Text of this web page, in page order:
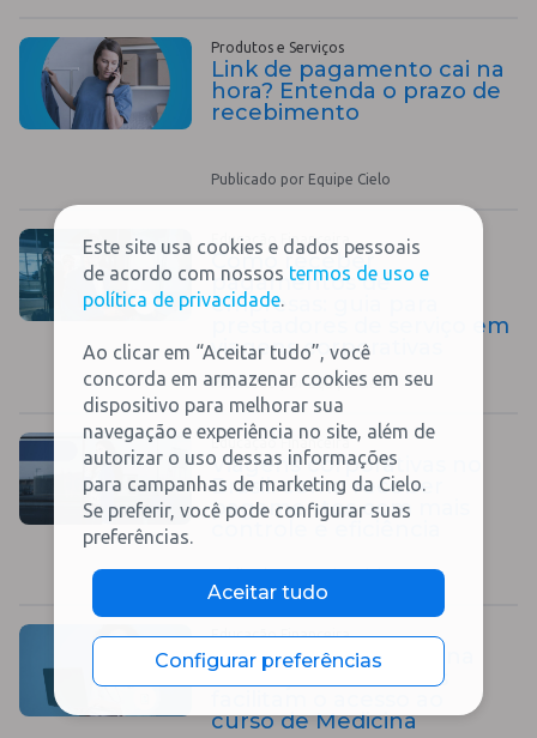
Produtos e Serviços
Link de pagamento cai na
hora? Entenda o prazo de
recebimento
Publicado por Equipe Cielo
Educação Financeira
Como receber
pagamentos de
empresas: guia para
prestadores de serviço em
viagens corporativas
Publicado por Equipe Cielo
Educação Financeira
Viagens corporativas no
Brasil: como receber
pagamentos com mais
controle e eficiência
Educação Financeira
Pagamentos digitais na
educação: como eles
curso de Medicina
Este site usa cookies e dados pessoais
de acordo com nossos termos de uso e
política de privacidade.
Ao clicar em “Aceitar tudo”, você
concorda em armazenar cookies em seu
dispositivo para melhorar sua
navegação e experiência no site, além de
autorizar o uso dessas informações
para campanhas de marketing da Cielo.
Se preferir, você pode configurar suas
preferências.
Aceitar tudo
Configurar preferências